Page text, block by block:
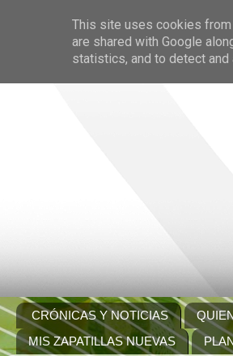
CRÓNICAS Y NOTICIAS
MIS ZAPATILLAS NUEVAS
This site uses cookies
are shared with Google
statistics, and to detect and